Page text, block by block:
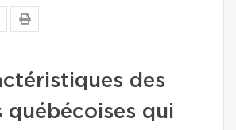
des
québécoises qui